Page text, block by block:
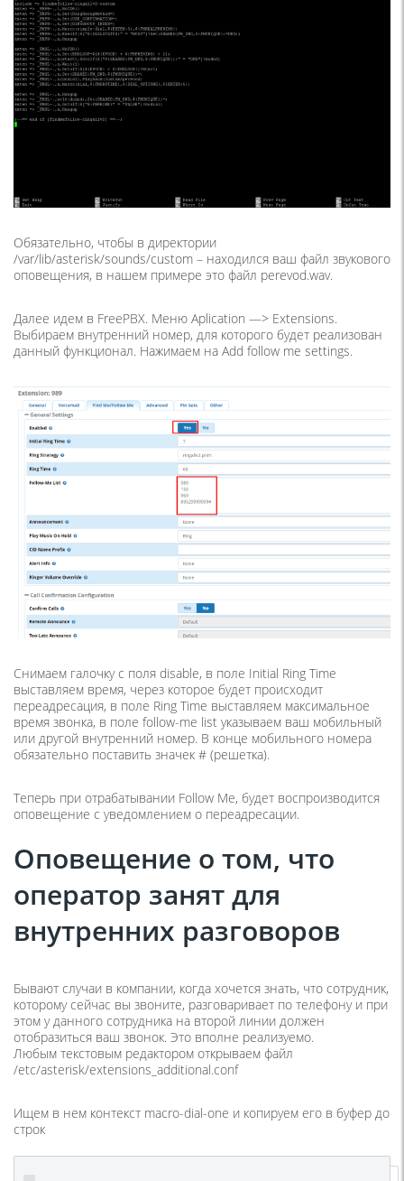
Обязательно, чтобы в директории
/var/lib/asterisk/sounds/custom – находился ваш файл звукового
оповещения, в нашем примере это файл perevod.wav.
Далее идем в FreePBX. Меню Aplication —> Extensions.
Выбираем внутренний номер, для которого будет реализован
данный функционал. Нажимаем на Add follow me settings.
Снимаем галочку с поля disable, в поле Initial Ring Time
выставляем время, через которое будет происходит
переадресация, в поле Ring Time выставляем максимальное
время звонка, в поле follow-me list указываем ваш мобильный
или другой внутренний номер. В конце мобильного номера
обязательно поставить значек # (решетка).
Теперь при отрабатывании Follow Me, будет воспроизводится
оповещение с уведомлением о переадресации.
Оповещение о том, что
оператор занят для
внутренних разговоров
Бывают случаи в компании, когда хочется знать, что сотрудник,
которому сейчас вы звоните, разговаривает по телефону и при
этом у данного сотрудника на второй линии должен
отобразиться ваш звонок. Это вполне реализуемо.
Любым текстовым редактором открываем файл
/etc/asterisk/extensions_additional.conf
Ищем в нем контекст macro-dial-one и копируем его в буфер до
строк